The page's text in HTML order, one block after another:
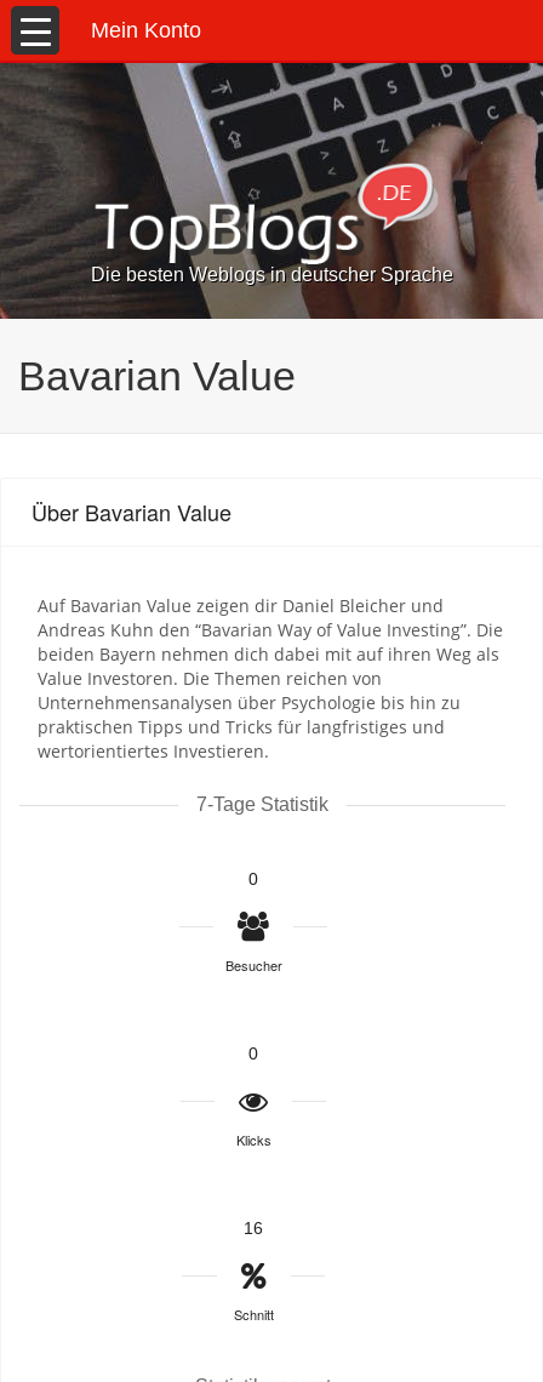
Mein Konto
Die besten Weblogs in deutscher Sprache
Bavarian Value
Über Bavarian Value
Auf Bavarian Value zeigen dir Daniel Bleicher und
Andreas Kuhn den “Bavarian Way of Value Investing”. Die
beiden Bayern nehmen dich dabei mit auf ihren Weg als
Value Investoren. Die Themen reichen von
Unternehmensanalysen über Psychologie bis hin zu
praktischen Tipps und Tricks für langfristiges und
wertorientiertes Investieren.
7-Tage Statistik
0
Besucher
0
Klicks
16
Schnitt